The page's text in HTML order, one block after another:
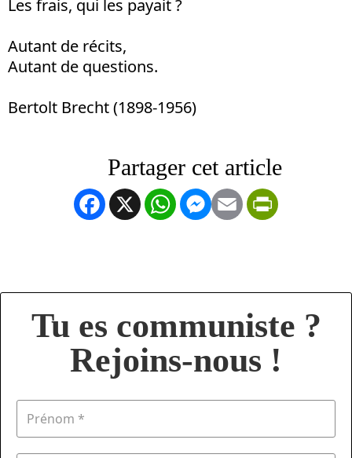
Les frais, qui les payait ?
Autant de récits,
Autant de questions.
Bertolt Brecht (1898-1956)
Facebook
X WhatsApp
Messenger
Email
Tu es communiste ?
Rejoins-nous !